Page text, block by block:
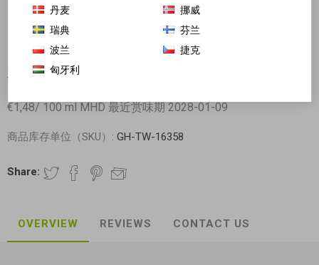
天禾 日本寿司酱油 刺身酱油 200ml
€1,48/ 100 ml MHD 最近赏味期 2028-01-09
商品库存单位（SKU）: GH-TW-16358
Share:
OVERVIEW REVIEWS CONTACT US
丹麦
挪威
瑞典
芬兰
波兰
捷克
匈牙利